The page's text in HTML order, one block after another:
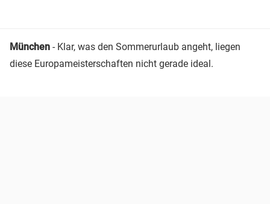
München - Klar, was den Sommerurlaub angeht, liegen
diese Europameisterschaften nicht gerade ideal.